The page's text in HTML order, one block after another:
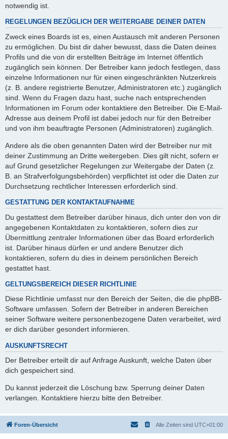
notwendig ist.
REGELUNGEN BEZÜGLICH DER WEITERGABE DEINER DATEN
Zweck eines Boards ist es, einen Austausch mit anderen Personen
zu ermöglichen. Du bist dir daher bewusst, dass die Daten deines
Profils und die von dir erstellten Beiträge im Internet öffentlich
zugänglich sein können. Der Betreiber kann jedoch festlegen, dass
einzelne Informationen nur für einen eingeschränkten Nutzerkreis
(z. B. andere registrierte Benutzer, Administratoren etc.) zugänglich
sind. Wenn du Fragen dazu hast, suche nach entsprechenden
Informationen im Forum oder kontaktiere den Betreiber. Die E-Mail-
Adresse aus deinem Profil ist dabei jedoch nur für den Betreiber
und von ihm beauftragte Personen (Administratoren) zugänglich.
Andere als die oben genannten Daten wird der Betreiber nur mit
deiner Zustimmung an Dritte weitergeben. Dies gilt nicht, sofern er
auf Grund gesetzlicher Regelungen zur Weitergabe der Daten (z.
B. an Strafverfolgungsbehörden) verpflichtet ist oder die Daten zur
Durchsetzung rechtlicher Interessen erforderlich sind.
GESTATTUNG DER KONTAKTAUFNAHME
Du gestattest dem Betreiber darüber hinaus, dich unter den von dir
angegebenen Kontaktdaten zu kontaktieren, sofern dies zur
Übermittlung zentraler Informationen über das Board erforderlich
ist. Darüber hinaus dürfen er und andere Benutzer dich
kontaktieren, sofern du dies in deinem persönlichen Bereich
gestattet hast.
GELTUNGSBEREICH DIESER RICHTLINIE
Diese Richtlinie umfasst nur den Bereich der Seiten, die die phpBB-
Software umfassen. Sofern der Betreiber in anderen Bereichen
seiner Software weitere personenbezogene Daten verarbeitet, wird
er dich darüber gesondert informieren.
AUSKUNFTSRECHT
Der Betreiber erteilt dir auf Anfrage Auskunft, welche Daten über
dich gespeichert sind.
Du kannst jederzeit die Löschung bzw. Sperrung deiner Daten
verlangen. Kontaktiere hierzu bitte den Betreiber.
Foren-Übersicht Alle Zeiten sind UTC+01:00